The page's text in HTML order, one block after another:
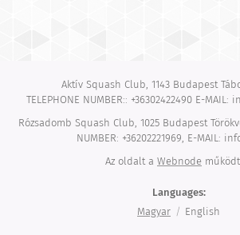
Aktív Squash Club, 1143 Budapest
TELEPHONE NUMBER:: +36302422490 E-
Rózsadomb Squash Club, 1025 Budapest
NUMBER: +36202221969, E-MAIL:
Az oldalt a Webnode
Languages
Magyar
English